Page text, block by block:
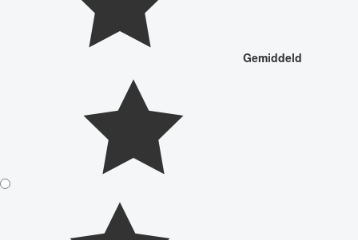
Gemiddeld